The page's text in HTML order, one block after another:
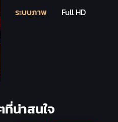
ระบบภาพ
Full HD
ที่น่าสนใจ